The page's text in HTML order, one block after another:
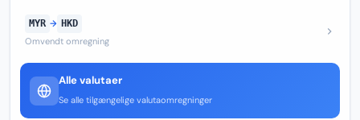
MYR → HKD
Omvendt omregning
Alle valutaer
Se alle tilgængelige valutaomregninger